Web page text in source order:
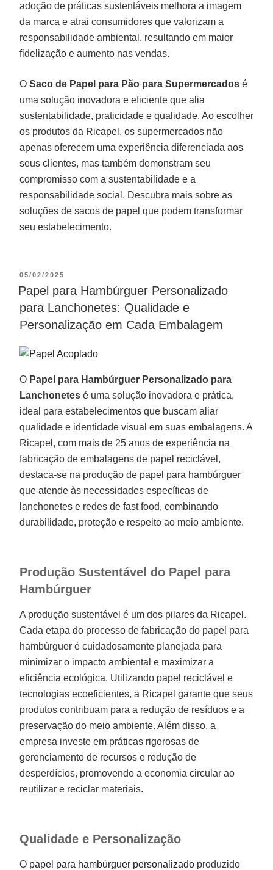
adoção de práticas sustentáveis melhora a imagem
da marca e atrai consumidores que valorizam a
responsabilidade ambiental, resultando em maior
fidelização e aumento nas vendas.
O Saco de Papel para Pão para Supermercados é
uma solução inovadora e eficiente que alia
sustentabilidade, praticidade e qualidade. Ao escolher
os produtos da Ricapel, os supermercados não
apenas oferecem uma experiência diferenciada aos
seus clientes, mas também demonstram seu
compromisso com a sustentabilidade e a
responsabilidade social. Descubra mais sobre as
soluções de sacos de papel que podem transformar
seu estabelecimento.
05/02/2025
Papel para Hambúrguer Personalizado
para Lanchonetes: Qualidade e
Personalização em Cada Embalagem
O Papel para Hambúrguer Personalizado para
Lanchonetes é uma solução inovadora e prática,
ideal para estabelecimentos que buscam aliar
qualidade e identidade visual em suas embalagens. A
Ricapel, com mais de 25 anos de experiência na
fabricação de embalagens de papel reciclável,
destaca-se na produção de papel para hambúrguer
que atende às necessidades específicas de
lanchonetes e redes de fast food, combinando
durabilidade, proteção e respeito ao meio ambiente.
Produção Sustentável do Papel para
Hambúrguer
A produção sustentável é um dos pilares da Ricapel.
Cada etapa do processo de fabricação do papel para
hambúrguer é cuidadosamente planejada para
minimizar o impacto ambiental e maximizar a
eficiência ecológica. Utilizando papel reciclável e
tecnologias ecoeficientes, a Ricapel garante que seus
produtos contribuam para a redução de resíduos e a
preservação do meio ambiente. Além disso, a
empresa investe em práticas rigorosas de
gerenciamento de recursos e redução de
desperdícios, promovendo a economia circular ao
reutilizar e reciclar materiais.
Qualidade e Personalização
O papel para hambúrguer personalizado produzido